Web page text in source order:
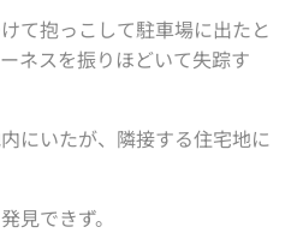
て抱っこして駐車場に出たと
ネスを振りほどいて失踪す
にいたが、隣接する住宅地に
見できず。